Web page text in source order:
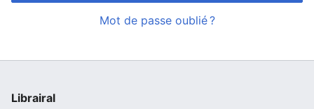
Mot de passe oublié ?
Librairal